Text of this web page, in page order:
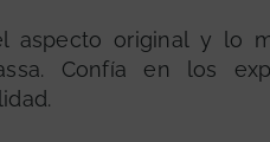
aspecto original y lo
Confía en los